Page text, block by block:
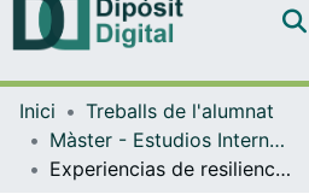
Inici
Treballs de l'alumnat
Màster - Estudios Internacionales: organizaciones internacionales y cooperación – Colección Memorias MEI
Experiencias de resiliencia urbana en países menos adelantados: Experiencias de Cooperación Internacional en África